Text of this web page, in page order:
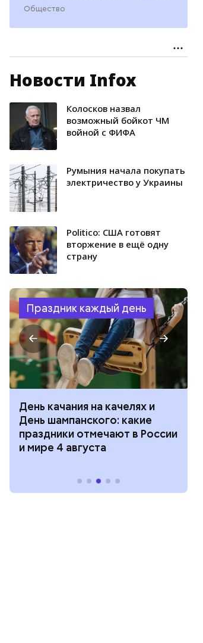
Общество
Новости Infox
Колосков назвал
возможный бойкот ЧМ
войной с ФИФА
Румыния начала покупать
электричество у Украины
Politico: США готовят
вторжение в ещё одну
страну
Праздник каждый день
День качания на качелях и
День шампанского: какие
праздники отмечают в России
и мире 4 августа